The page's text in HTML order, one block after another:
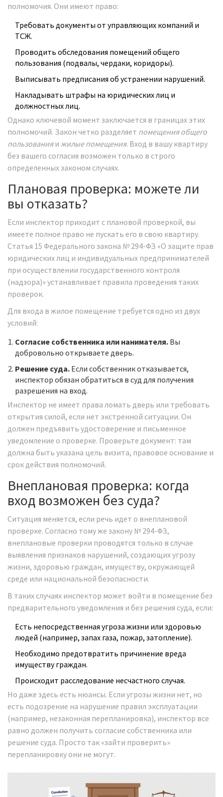
полномочия. Они имеют право:
Требовать документы от управляющих компаний и
ТСЖ.
Проводить обследования помещений общего
пользования (подвалы, чердаки, коридоры).
Выписывать предписания об устранении нарушений.
Накладывать штрафы на юридических лиц и
должностных лиц.
Однако ключевой момент заключается в границах этих
полномочий. Закон четко разделяет помещения общего
пользованияи жилые помещения. Вход в вашу квартиру
без вашего согласия возможен только в строго
определенных законом случаях.
Плановая проверка: можете ли
вы отказать?
Если инспектор приходит с плановой проверкой, вы
имеете полное право не пускать его в свою квартиру.
Статья 15 Федерального закона № 294-ФЗ «О защите прав
юридических лиц и индивидуальных предпринимателей
при осуществлении государственного контроля
(надзора)» устанавливает правила проведения таких
проверок.
Для входа в жилое помещение требуется одно из двух
условий:
Согласие собственника или нанимателя. Вы
добровольно открываете дверь.
Решение суда. Если собственник отказывается,
инспектор обязан обратиться в суд для получения
разрешения на вход.
Инспектор не имеет права ломать дверь или требовать
открытия силой, если нет экстренной ситуации. Он
должен предъявить удостоверение и письменное
уведомление о проверке. Проверьте документ: там
должна быть указана цель визита, правовое основание и
срок действия полномочий.
Внеплановая проверка: когда
вход возможен без суда?
Ситуация меняется, если речь идет о внеплановой
проверке. Согласно тому же закону № 294-ФЗ,
внеплановые проверки проводятся только в случае
выявления признаков нарушений, создающих угрозу
жизни, здоровью граждан, имуществу, окружающей
среде или национальной безопасности.
В таких случаях инспектор может войти в помещение без
предварительного уведомления и без решения суда, если:
Есть непосредственная угроза жизни или здоровью
людей (например, запах газа, пожар, затопление).
Необходимо предотвратить причинение вреда
имуществу граждан.
Происходит расследование несчастного случая.
Но даже здесь есть нюансы. Если угрозы жизни нет, но
есть подозрение на нарушение правил эксплуатации
(например, незаконная перепланировка), инспектор все
равно должен получить согласие собственника или
решение суда. Просто так «зайти проверить»
перепланировку они не могут.